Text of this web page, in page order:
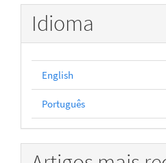
Idioma
English
Português